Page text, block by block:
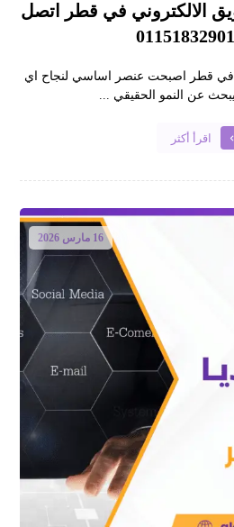
الالكتروني في قطر اتصل
في قطر اصبحت عنصر اساسي لنجاح اي
عن النمو الحقيقي ...
اقرأ أكثر
16 مارس 2026